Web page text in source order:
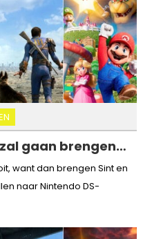
gaan brengen…
want dan brengen Sint en
naar Nintendo DS-